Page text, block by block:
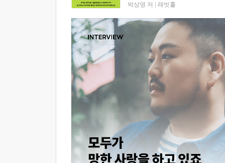
박상영 저 래빗홀